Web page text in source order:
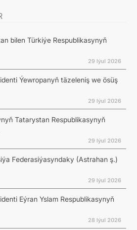
bilen Türkiýe Respublikasynyň
29 Iýul 2026
Ýewropanyň täzeleniş we ösüş
29 Iýul 2026
Tatarystan Respublikasynyň
29 Iýul 2026
Federasiýasyndaky (Astrahan ş.)
29 Iýul 2026
Eýran Yslam Respublikasynyň
28 Iýul 2026